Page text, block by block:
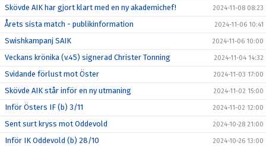
Skövde AIK har gjort klart med en ny akademichef! 2024-11-08 08:23
Årets sista match - publikinformation 2024-11-06 10:41
Swishkampanj SAIK 2024-11-06 10:00
Veckans krönika (v.45) signerad Christer Tonning 2024-11-04 14:32
Svidande förlust mot Öster 2024-11-03 17:00
Skövde AIK står inför en ny utmaning 2024-11-02 15:00
Inför Östers IF (b) 3/11 2024-11-02 12:00
Sent surt kryss mot Oddevold 2024-10-28 21:00
Inför IK Oddevold (b) 28/10 2024-10-26 13:00